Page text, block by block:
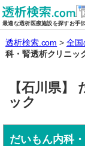
最適な透析医療施設を探すお手
透析検索.com 全国
科・腎透析クリニッ
【石川県】
ック
だいもん内科